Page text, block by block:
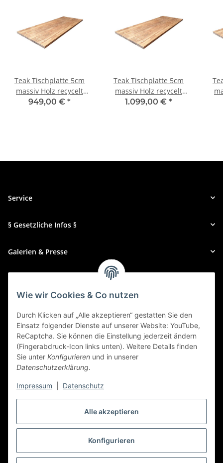
Alle akzeptieren
Konfigurieren
Wie wir Cookies & Co nutzen
Durch Klicken auf „Alle akzeptieren“ gestatten Sie den
Einsatz folgender Dienste auf unserer Website: YouTube,
ReCaptcha. Sie können die Einstellung jederzeit ändern
(Fingerabdruck-Icon links unten). Weitere Details finden
Sie unter Konfigurieren und in unserer
Datenschutzerklärung.
Impressum Datenschutz
Teak Tischplatte 5cm
massiv Holz recycelt
rechteckig 180 cm
949,00 € *
Teak Tischplatte 5cm
massiv Holz recycelt
rechteckig 200 cm
1.099,00 € *
Service
§ Gesetzliche Infos §
Galerien & Presse
* Alle Preise inkl. gesetzlicher USt., zzgl.Versand